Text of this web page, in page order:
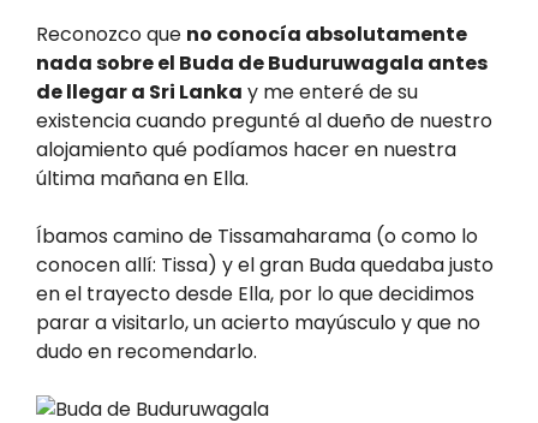
Reconozco que no conocía absolutamente
nada sobre el Buda de Buduruwagala antes
de llegar a Sri Lanka y me enteré de su
existencia cuando pregunté al dueño de nuestro
alojamiento qué podíamos hacer en nuestra
última mañana en Ella.
Íbamos camino de Tissamaharama (o como lo
conocen allí: Tissa) y el gran Buda quedaba justo
en el trayecto desde Ella, por lo que decidimos
parar a visitarlo, un acierto mayúsculo y que no
dudo en recomendarlo.